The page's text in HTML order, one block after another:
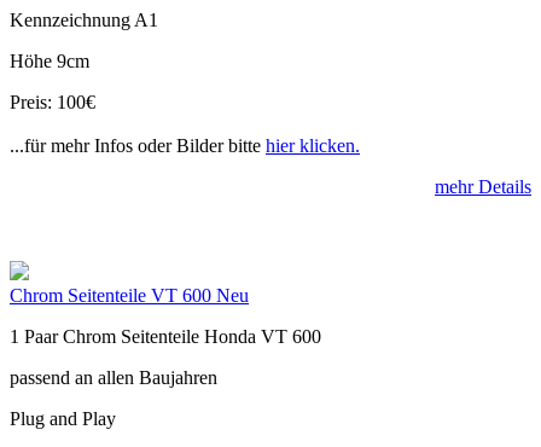
Kennzeichnung A1
Höhe 9cm
Preis: 100€
...für mehr Infos oder Bilder bitte hier klicken.
mehr Details
Chrom Seitenteile VT 600 Neu
1 Paar Chrom Seitenteile Honda VT 600
passend an allen Baujahren
Plug and Play